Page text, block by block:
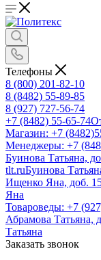
Телефоны
8 (800) 201-82-10
8 (8482) 55-89-85
8 (927) 727-56-74
+7 (8482) 55-65-74
Магазин: +7
Менеджеры: +7
Буинова Татьяна,
tlt.ruБуинова
Ищенко Яна, доб.
Яна
Товароведы: +7
Абрамова Татьяна,
Татьяна
Заказать звонок